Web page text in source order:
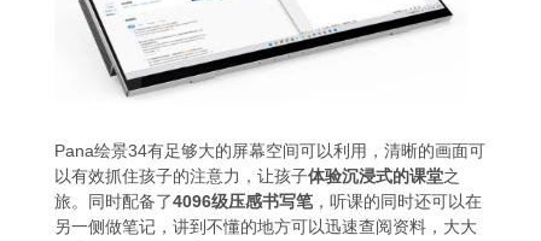
Pana绘景34有足够大的屏幕空间可以利用，清晰的画面可
以有效抓住孩子的注意力，让孩子体验沉浸式的课堂之
旅。同时配备了4096级压感书写笔，听课的同时还可以在
另一侧做笔记，讲到不懂的地方可以迅速查阅资料，大大